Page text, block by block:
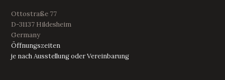
Ottostraße 77
D-31137 Hildesheim
Germany
Öffnungszeiten
je nach Ausstellung oder Vereinbarung